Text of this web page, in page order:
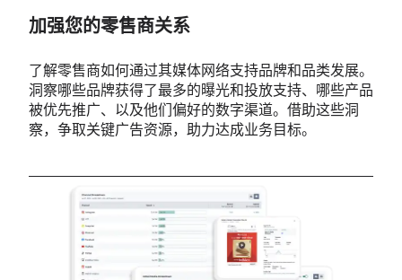
加强您的零售商关系
了解零售商如何通过其媒体网络支持品牌和品类发展。
洞察哪些品牌获得了最多的曝光和投放支持、哪些产品
被优先推广、以及他们偏好的数字渠道。借助这些洞
察，争取关键广告资源，助力达成业务目标。